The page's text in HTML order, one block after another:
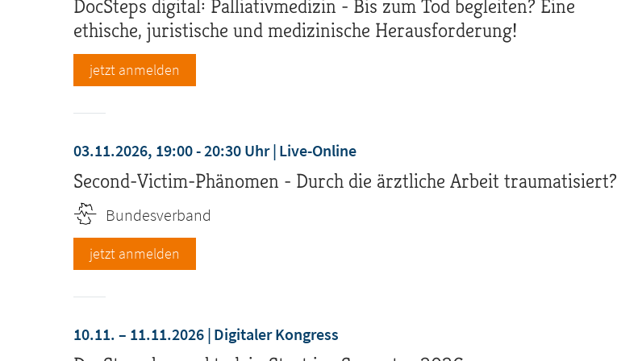
DocSteps digital: Palliativmedizin - Bis zum Tod begleiten? Eine
ethische, juristische und medizinische Herausforderung!
jetzt anmelden
03.11.2026, 19:00 - 20:30 Uhr Live-Online
Second-Victim-Phänomen - Durch die ärztliche Arbeit traumatisiert?
Bundesverband
jetzt anmelden
10.11. – 11.11.2026 Digitaler Kongress